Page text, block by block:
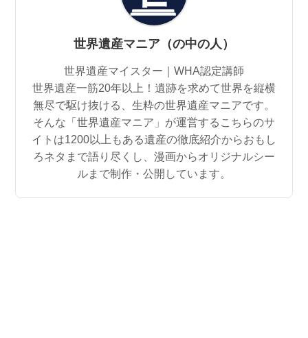
世界遺産マニア（の中の人）
世界遺産マイスター｜WHA認定講師
世界遺産一筋20年以上！遺跡を求めて世界を縦横
無尽で駆け抜ける、生粋の世界遺産マニアです。
そんな「世界遺産マニア」が運営するこちらのサ
イトは1200以上もある遺産の徹底紹介からおもし
ろネタまで語り尽くし、漫画からオリジナルシー
ルまで制作・公開しています。